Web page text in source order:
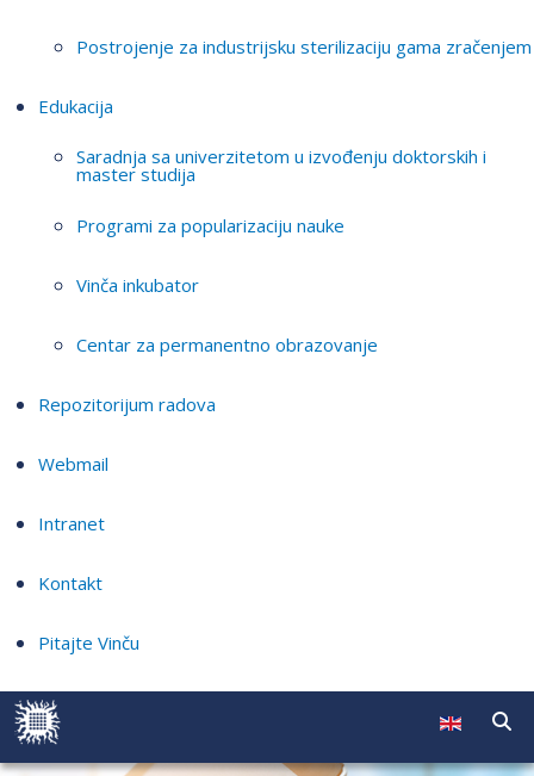
Postrojenje za industrijsku sterilizaciju gama zračenjem
Edukacija
Saradnja sa univerzitetom u izvođenju doktorskih i
master studija
Programi za popularizaciju nauke
Vinča inkubator
Centar za permanentno obrazovanje
Repozitorijum radova
Webmail
Intranet
Kontakt
Pitajte Vinču